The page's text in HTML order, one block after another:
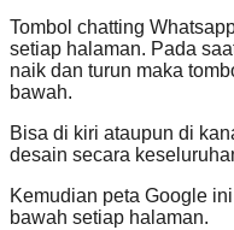
Tombol chatting
setiap halaman. Pada
naik dan turun maka
bawah.
Bisa di kiri ataupun di
desain secara
Kemudian peta Google
bawah setiap halaman.